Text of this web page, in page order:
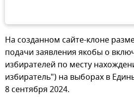
На созданном сайте-клоне
подачи заявления якобы о
избирателей по месту
избиратель") на выборах в
8 сентября 2024.